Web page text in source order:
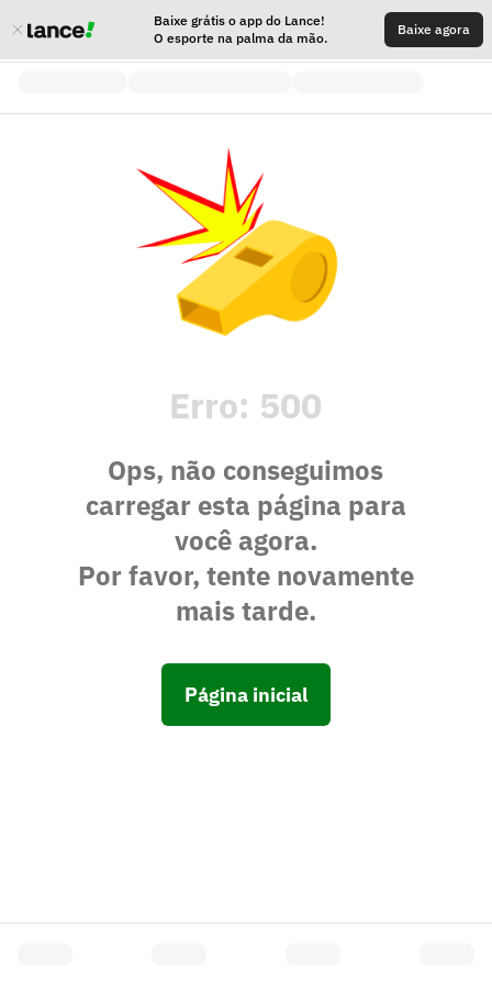
Baixe grátis o app do Lance!
O esporte na palma da mão.
Baixe agora
Erro: 500
Ops, não conseguimos
carregar esta página para
você agora.
Por favor, tente novamente
mais tarde.
Página inicial